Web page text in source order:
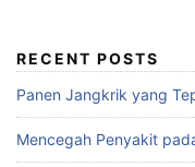
RECENT POSTS
Panen Jangkrik yang
Mencegah Penyakit